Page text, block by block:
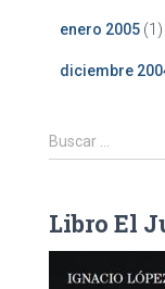
enero 2005 (1)
diciembre
B
u
c
Buscar …
Libro El